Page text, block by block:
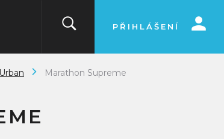
PŘIHLÁŠENÍ
Marathon Supreme